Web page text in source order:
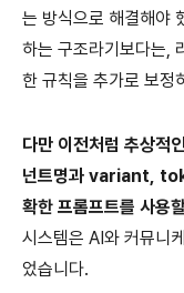
는 방식으로 해결해야
하는 구조라기보다는,
한 규칙을 추가로 보정
다만 이전처럼 추상적
넌트명과 variant,
확한 프롬프트를 사용
시스템은 AI와 커뮤니
었습니다.